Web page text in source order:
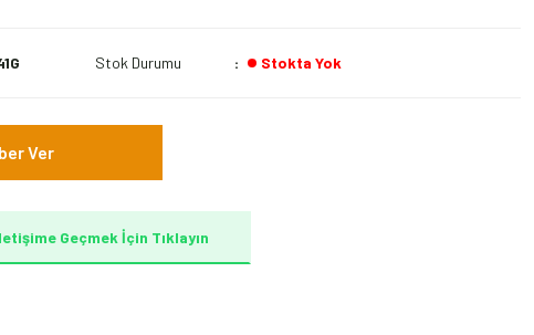
Stok Durumu Stokta Yok
Ver
Geçmek İçin Tıklayın